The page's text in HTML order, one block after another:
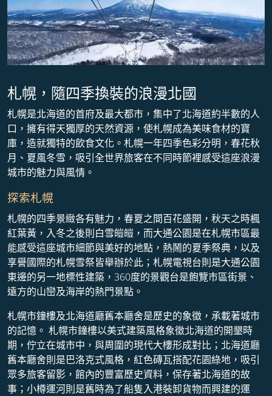
札幌，隨四季換裝的浪漫北國
札幌是北海道的首府及最大都市，集中了北海道約半數的人
口，擁有得天獨厚的天然資源，使札幌成為美味食材的寶
庫，造就獨特的飲食文化。札幌一年四季色彩分明，春花秋
月、夏風冬雪，吸引全世界旅客在不同時節裡感受這座浪漫
城市的魅力與風情。
探索札幌
札幌的四季景緻各有魅力，春夏之間百花盛開，秋天之時楓
紅葉黃，入冬之後則白雪皚皚，而大通公園是在札幌市區最
能感受這座城市細節與美好的地點，熱鬧的夏季祭典，以及
享譽國際的札幌雪祭皆舉辦於此；札幌電視台則是大通公園
東邊的另一地標性建築，360度的景觀台是飽覽市區街景、
遠方的山巒及海岸的熱門景點。
札幌市鐘樓及北海道廳舊本廳舍是歷史的象徵，承載著城市
的記憶。 札幌市鐘樓以美式建築風格象徵北海道的開墾時
期，佇立在城市中，與周圍的現代大樓形成對比；北海道廳
舊本廳舍則是巴洛克式風格，紅色磚瓦搭配花園綠地，吸引
眾多旅客留影，館內的豐富歷史資料，保存著北海道的故
事；小樽運河則是舊時為了船隻入港裝卸貨物而興建的運